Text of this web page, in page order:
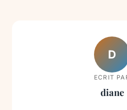
D
ECRIT
diane